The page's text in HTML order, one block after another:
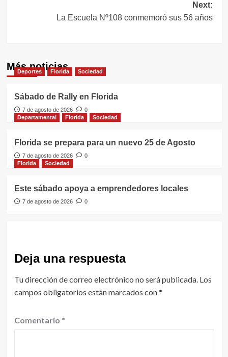
Next:
La Escuela Nº108 conmemoró sus 56 años
Más noticias
Deportes Florida Sociedad
Sábado de Rally en Florida
7 de agosto de 2026
0
Departamental
Florida Sociedad
Florida se prepara para un nuevo 25 de Agosto
7 de agosto de 2026
0
Florida
Sociedad
Este sábado apoya a emprendedores locales
7 de agosto de 2026 0
Deja una respuesta
Tu dirección de correo electrónico no será publicada. Los
campos obligatorios están marcados con*
Comentario *